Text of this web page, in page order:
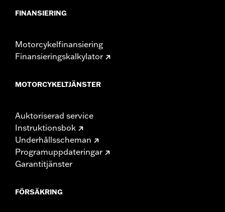
FINANSIERING
Motorcykelfinansiering
Finansieringskalkylator
MOTORCYKELTJÄNSTER
Auktoriserad service
Instruktionsbok
Underhållsscheman
Programuppdateringar
Garantitjänster
FÖRSÄKRING